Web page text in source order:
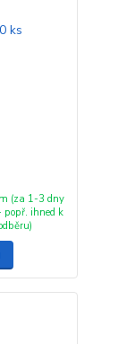
(za 1-3 dny
popř. ihned k